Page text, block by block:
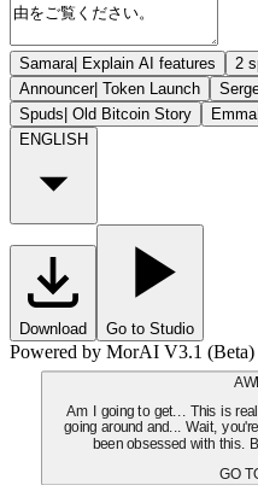
Samara| Explain AI features 2
Announcer| Token Launch
Spuds| Old Bitcoin Story Emma
ENGLISH
Download Go to Studio
Powered by MorAI V3.1 (Beta)
Am I going to get... This is
going around and... Wait,
been obsessed with this.
GO